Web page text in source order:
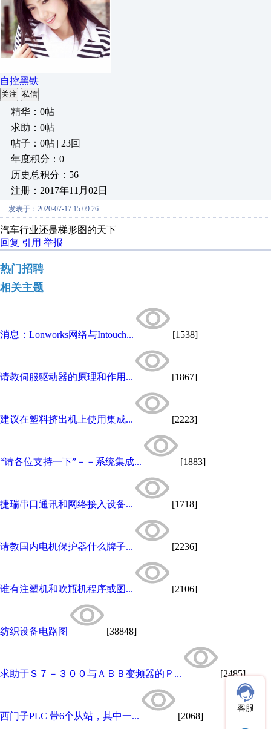
自控黑铁
关注 私信
精华：0帖
求助：0帖
帖子：0帖 | 23回
年度积分：0
历史总积分：56
注册：2017年11月02日
发表于：2020-07-17 15:09:26
汽车行业还是梯形图的天下
回复 引用 举报
热门招聘
相关主题
消息：Lonworks网络与Intouch... [1538]
请教伺服驱动器的原理和作用... [1867]
建议在塑料挤出机上使用集成... [2223]
“请各位支持一下”－－系统集成... [1883]
捷瑞串口通讯和网络接入设备... [1718]
请教国内电机保护器什么牌子... [2236]
谁有注塑机和吹瓶机程序或图... [2106]
纺织设备电路图 [38848]
求助于Ｓ７－３００与ＡＢＢ变频器的Ｐ... [2485]
西门子PLC 带6个从站，其中一... [2068]
客服